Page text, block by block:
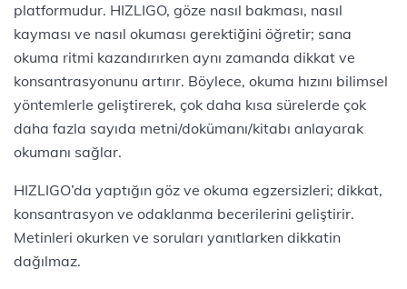
platformudur. HIZLIGO, göze nasıl bakması, nasıl
kayması ve nasıl okuması gerektiğini öğretir; sana
okuma ritmi kazandırırken aynı zamanda dikkat ve
konsantrasyonunu artırır. Böylece, okuma hızını bilimsel
yöntemlerle geliştirerek, çok daha kısa sürelerde çok
daha fazla sayıda metni/dokümanı/kitabı anlayarak
okumanı sağlar.
HIZLIGO’da yaptığın göz ve okuma egzersizleri; dikkat,
konsantrasyon ve odaklanma becerilerini geliştirir.
Metinleri okurken ve soruları yanıtlarken dikkatin
dağılmaz.